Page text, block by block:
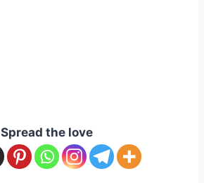
Spread the love